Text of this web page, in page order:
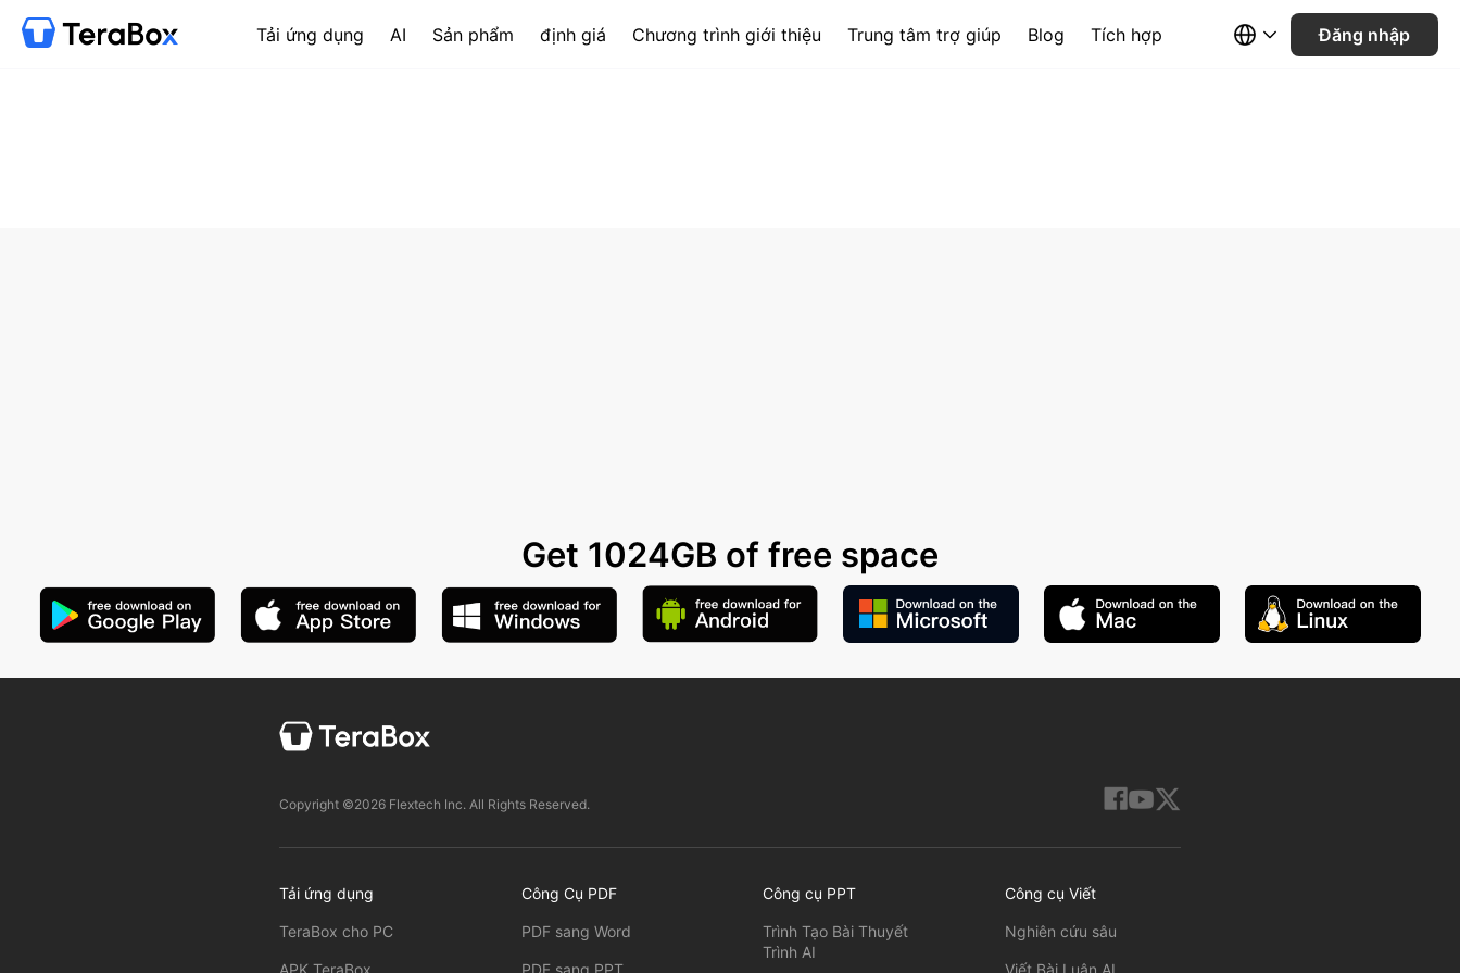
Tải ứng dụng AI Sản phẩm định giá Chương trình giới thiệu Trung tâm trợ giúp Blog Tích hợp Đăng nhập
Get 1024GB of free space
Copyright ©2026 Flextech Inc. All Rights Reserved.
Tải ứng dụng
TeraBox cho PC
APK TeraBox
Công Cụ PDF
PDF sang Word
PDF sang PPT
Công cụ PPT
Trình Tạo Bài Thuyết
Trình AI
Công cụ Viết
Nghiên cứu sâu
Viết Bài Luận AI